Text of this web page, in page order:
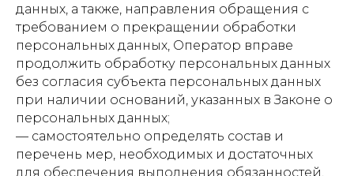
данных, а также, направления обращения с
требованием о прекращении обработки
персональных данных, Оператор вправе
продолжить обработку персональных данных
без согласия субъекта персональных данных
при наличии оснований, указанных в Законе о
персональных данных;
— самостоятельно определять состав и
перечень мер, необходимых и достаточных
для обеспечения выполнения обязанностей,